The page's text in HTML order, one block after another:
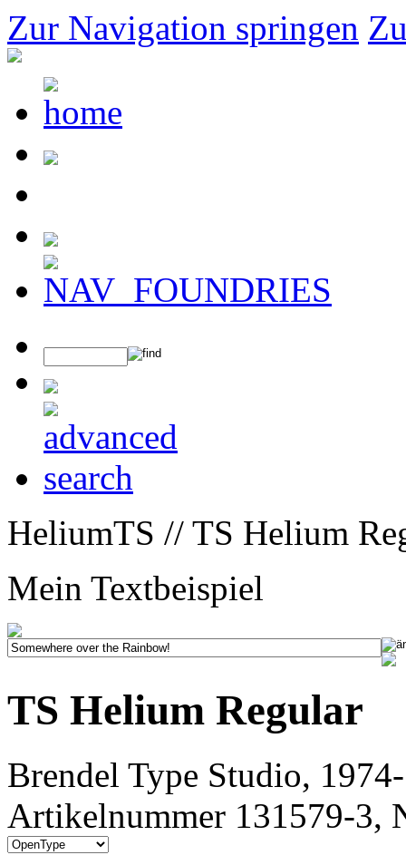
Zur Navigation springen
HeliumTS // TS Helium
Mein Textbeispiel
TS Helium Regular
Brendel Type Studio,
Artikelnummer 131579-3,